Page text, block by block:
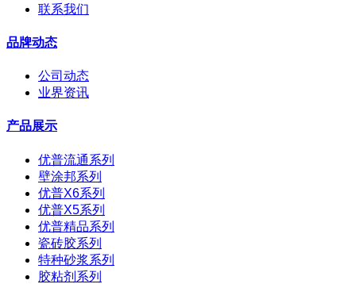
联系我们
品牌动态
公司动态
业界资讯
产品展示
优普流通系列
壁涂邦系列
优普X6系列
优普X5系列
优普精品系列
瓷砖胶系列
特种砂浆系列
胶粘剂系列